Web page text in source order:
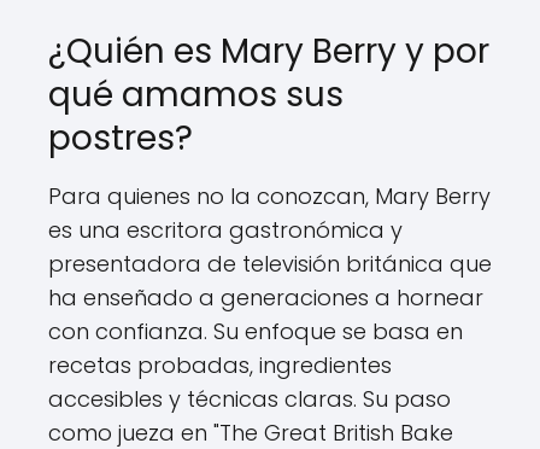
¿Quién es Mary Berry y por
qué amamos sus
postres?
Para quienes no la conozcan, Mary Berry
es una escritora gastronómica y
presentadora de televisión británica que
ha enseñado a generaciones a hornear
con confianza. Su enfoque se basa en
recetas probadas, ingredientes
accesibles y técnicas claras. Su paso
como jueza en "The Great British Bake